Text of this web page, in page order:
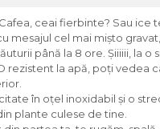
ceai fierbinte? Sau ice
mesajul cel mai mișto
până la 8 ore. Șiiiiii, la o
rezistent la apă, poți vedea
în oțel inoxidabil și o
plante culese de tine.